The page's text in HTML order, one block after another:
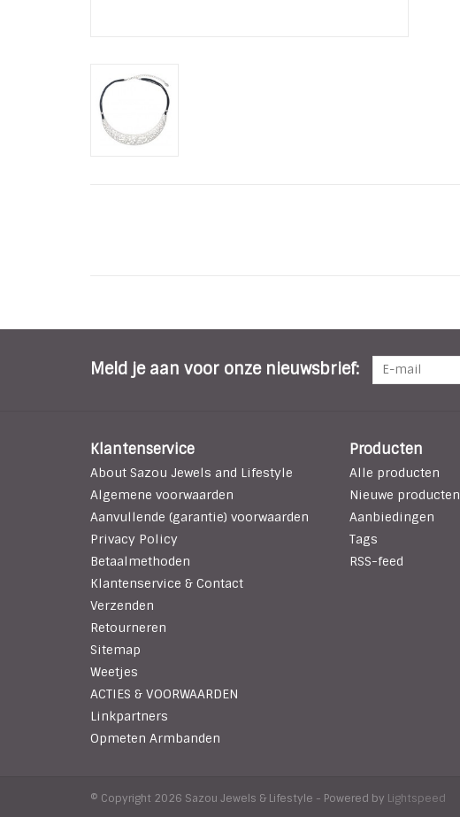
Meld je aan voor onze nieuwsbrief:
Klantenservice
About Sazou Jewels and Lifestyle
Algemene voorwaarden
Aanvullende (garantie) voorwaarden
Privacy Policy
Betaalmethoden
Klantenservice & Contact
Verzenden
Retourneren
Sitemap
Weetjes
ACTIES & VOORWAARDEN
Linkpartners
Opmeten Armbanden
Producten
Alle producten
Nieuwe producten
Aanbiedingen
Tags
RSS-feed
© Copyright 2026 Sazou Jewels & Lifestyle - Powered by Lightspeed